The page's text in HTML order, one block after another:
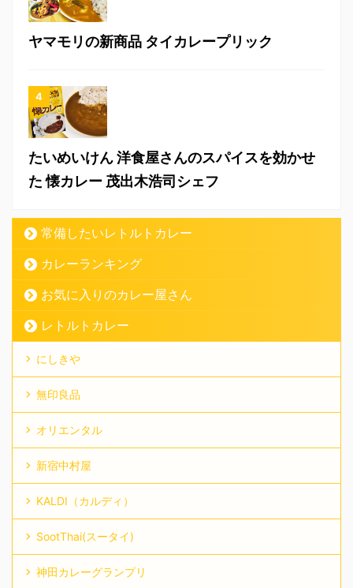
ヤマモリの新商品 タイカレープリック
たいめいけん 洋食屋さんのスパイスを効かせ
た 懐カレー 茂出木浩司シェフ
常備したいレトルトカレー
カレーランキング
お気に入りのカレー屋さん
レトルトカレー
にしきや
無印良品
オリエンタル
新宿中村屋
KALDI（カルディ）
SootThai(スータイ)
神田カレーグランプリ